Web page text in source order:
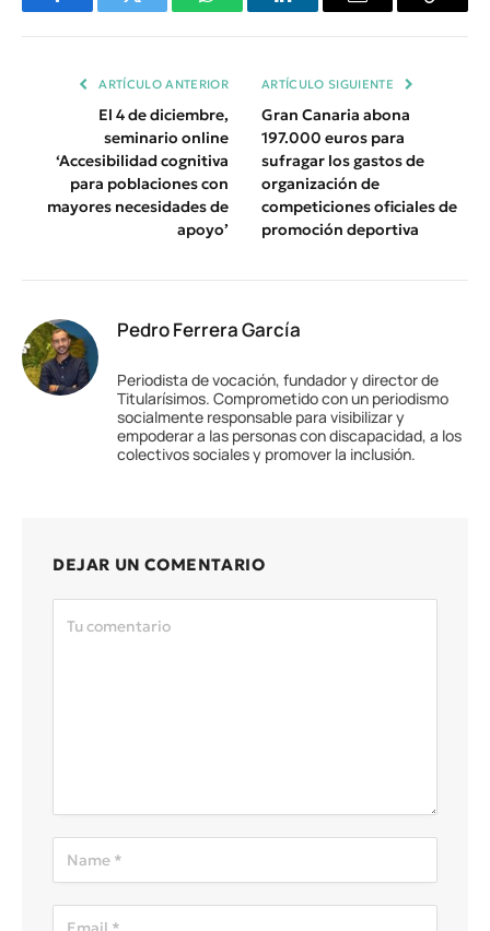
FacebookTwitter WhatsAppLinkedInEmail
Copiar
ARTÍCULO ANTERIOR
El 4 de diciembre,
seminario online
‘Accesibilidad cognitiva
para poblaciones con
mayores necesidades de
apoyo’
ARTÍCULO SIGUIENTE
Gran Canaria abona
197.000 euros para
sufragar los gastos de
organización de
competiciones oficiales de
promoción deportiva
Pedro Ferrera García
Periodista de vocación, fundador y director de
Titularísimos. Comprometido con un periodismo
socialmente responsable para visibilizar y
empoderar a las personas con discapacidad, a los
colectivos sociales y promover la inclusión.
DEJAR UN COMENTARIO